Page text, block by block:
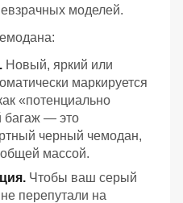
моделей.
Новый, яркий или
маркируется
«потенциально
багаж — это
черный чемодан,
массой.
Чтобы ваш серый
перепутали на